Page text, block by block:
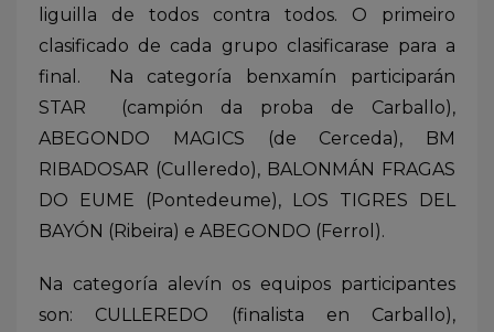
liguilla de todos contra todos. O primeiro
clasificado de cada grupo clasificarase para a
final. Na categoría benxamín participarán
STAR (campión da proba de Carballo),
ABEGONDO MAGICS (de Cerceda), BM
RIBADOSAR (Culleredo), BALONMÁN FRAGAS
DO EUME (Pontedeume), LOS TIGRES DEL
BAYÓN (Ribeira) e ABEGONDO (Ferrol).
Na categoría alevín os equipos participantes
son: CULLEREDO (finalista en Carballo),